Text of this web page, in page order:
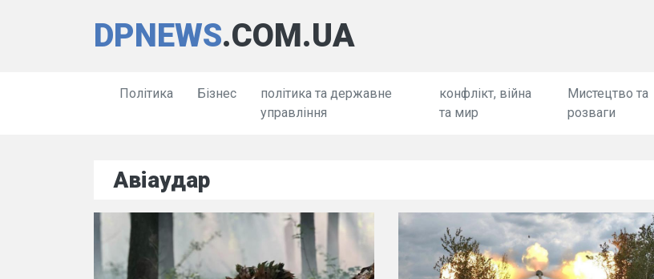
DPNEWS.COM.UA
Політика Бізнес
політика та державне
управління
конфлікт, війна
та мир
Мистецтво та
розваги
Авіаудар